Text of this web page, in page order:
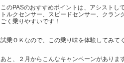
このPASのおすすめポイントは、アシストし
トルクセンサー、スピードセンサー、クラ
ごく乗りやすいです！
試乗ＯＫなので、この乗り味を体験してみて
あと、２月からこんなキャンペーンがありま